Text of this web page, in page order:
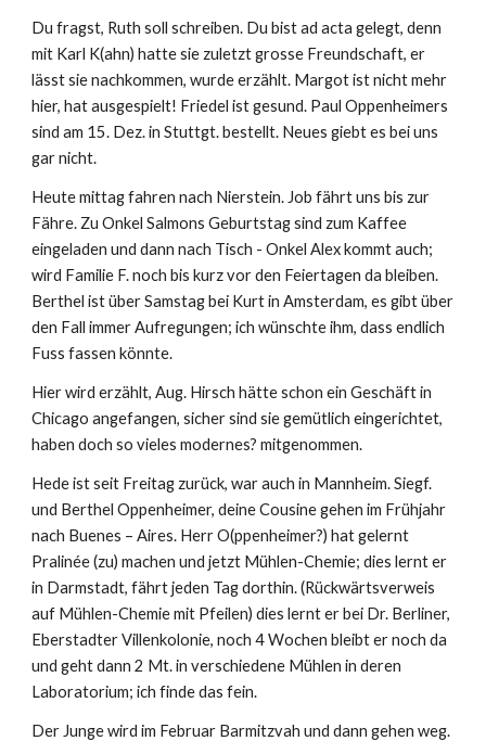
Du fragst, Ruth soll schreiben. Du bist ad acta gelegt, denn
mit Karl K(ahn) hatte sie zuletzt grosse Freundschaft, er
lässt sie nachkommen, wurde erzählt. Margot ist nicht mehr
hier, hat ausgespielt! Friedel ist gesund. Paul Oppenheimers
sind am 15. Dez. in Stuttgt. bestellt. Neues giebt es bei uns
gar nicht.
Heute mittag fahren nach Nierstein. Job fährt uns bis zur
Fähre. Zu Onkel Salmons Geburtstag sind zum Kaffee
eingeladen und dann nach Tisch - Onkel Alex kommt auch;
wird Familie F. noch bis kurz vor den Feiertagen da bleiben.
Berthel ist über Samstag bei Kurt in Amsterdam, es gibt über
den Fall immer Aufregungen; ich wünschte ihm, dass endlich
Fuss fassen könnte.
Hier wird erzählt, Aug. Hirsch hätte schon ein Geschäft in
Chicago angefangen, sicher sind sie gemütlich eingerichtet,
haben doch so vieles modernes? mitgenommen.
Hede ist seit Freitag zurück, war auch in Mannheim. Siegf.
und Berthel Oppenheimer, deine Cousine gehen im Frühjahr
nach Buenes – Aires. Herr O(ppenheimer?) hat gelernt
Pralinée (zu) machen und jetzt Mühlen-Chemie; dies lernt er
in Darmstadt, fährt jeden Tag dorthin. (Rückwärtsverweis
auf Mühlen-Chemie mit Pfeilen) dies lernt er bei Dr. Berliner,
Eberstadter Villenkolonie, noch 4 Wochen bleibt er noch da
und geht dann 2 Mt. in verschiedene Mühlen in deren
Laboratorium; ich finde das fein.
Der Junge wird im Februar Barmitzvah und dann gehen weg.